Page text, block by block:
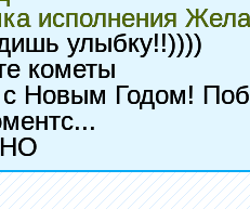
исполнения
улыбку!!))))
кометы
с Новым Годом!